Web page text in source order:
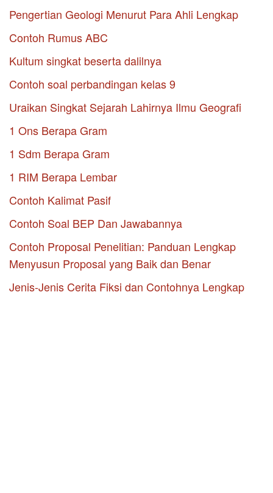
Pengertian Geologi Menurut Para Ahli Lengkap
Contoh Rumus ABC
Kultum singkat beserta dalilnya
Contoh soal perbandingan kelas 9
Uraikan Singkat Sejarah Lahirnya Ilmu Geografi
1 Ons Berapa Gram
1 Sdm Berapa Gram
1 RIM Berapa Lembar
Contoh Kalimat Pasif
Contoh Soal BEP Dan Jawabannya
Contoh Proposal Penelitian: Panduan Lengkap
Menyusun Proposal yang Baik dan Benar
Jenis-Jenis Cerita Fiksi dan Contohnya Lengkap